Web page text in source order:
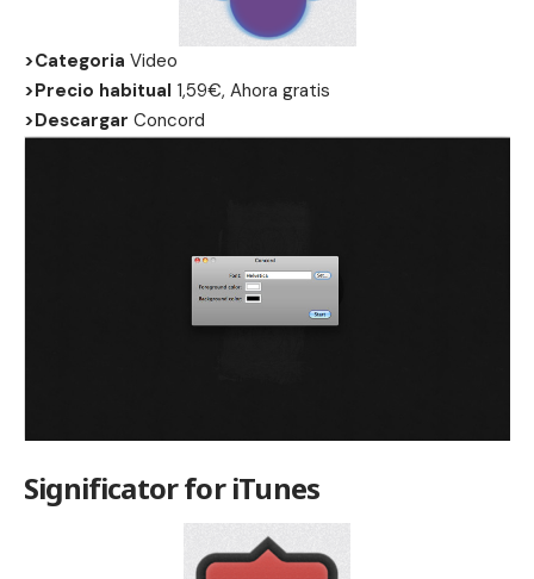
>Categoria Video
>Precio habitual 1,59€, Ahora gratis
>Descargar Concord
Significator for iTunes